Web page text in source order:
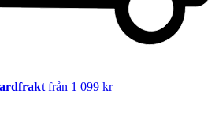
från 1 099 kr